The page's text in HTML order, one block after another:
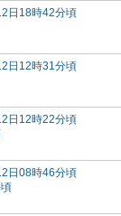
日18時42分頃
日12時31分頃
日12時22分頃
日08時46分頃